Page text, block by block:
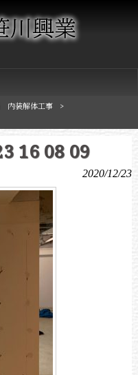
装解体工事
>
16 08 09
2020/12/23